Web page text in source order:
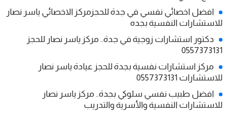
افضل اخصائي نفسي في جدة للحجزمركز الاخصائي ياسر نصار
للاستشارات النفسية بجده
دكتور استشارات زوجية في جدة.. مركز ياسر نصار للحجز
0557373131
مركز استشارات نفسية بجدة للحجز عيادة ياسر نصار
للاستشارات 0557373131
افضل طبيب نفسي سلوكي بجدة.. مركز ياسر نصار
للاستشارات النفسية والأسرية والتدريب